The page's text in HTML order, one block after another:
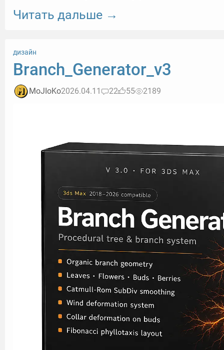
Читать дальше →
дизайн
Branch_Generator_v3
MoJIoKo2026.04.11 22 55 2189